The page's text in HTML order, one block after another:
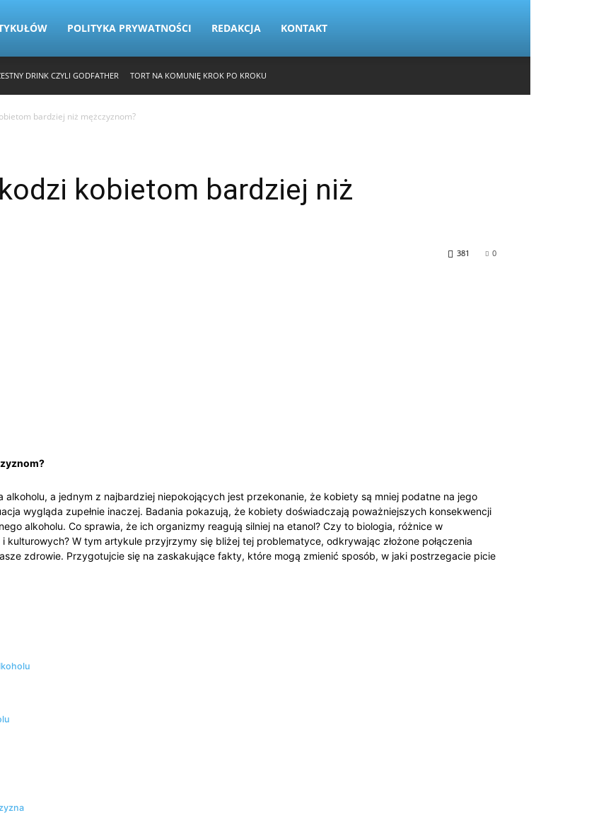
POLITYKA PRYWATNOŚCI REDAKCJA KONTAKT
DRINK CZYLI GODFATHER TORT NA KOMUNIĘ KROK PO KROKU
bardziej niż mężczyznom?
kobietom bardziej niż
0
381
a jednym z najbardziej niepokojących jest przekonanie, że kobiety są ‌mniej podatne na jego
wygląda zupełnie inaczej. Badania pokazują, że kobiety doświadczają poważniejszych konsekwencji
alkoholu. Co sprawia, że ich‍ organizmy reagują⁣ silniej na etanol? Czy to biologia,​ różnice w
kulturowych?⁤ W tym artykule​ przyjrzymy się bliżej tej ⁣problematyce, odkrywając⁢ złożone ⁣połączenia⁢
‌zdrowie. Przygotujcie się na zaskakujące fakty,⁢ które ⁤mogą zmienić sposób, w jaki ‍postrzegacie picie